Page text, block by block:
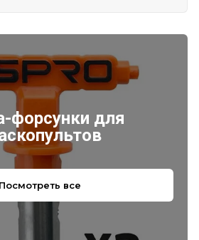
форсунки для
Посмотреть все